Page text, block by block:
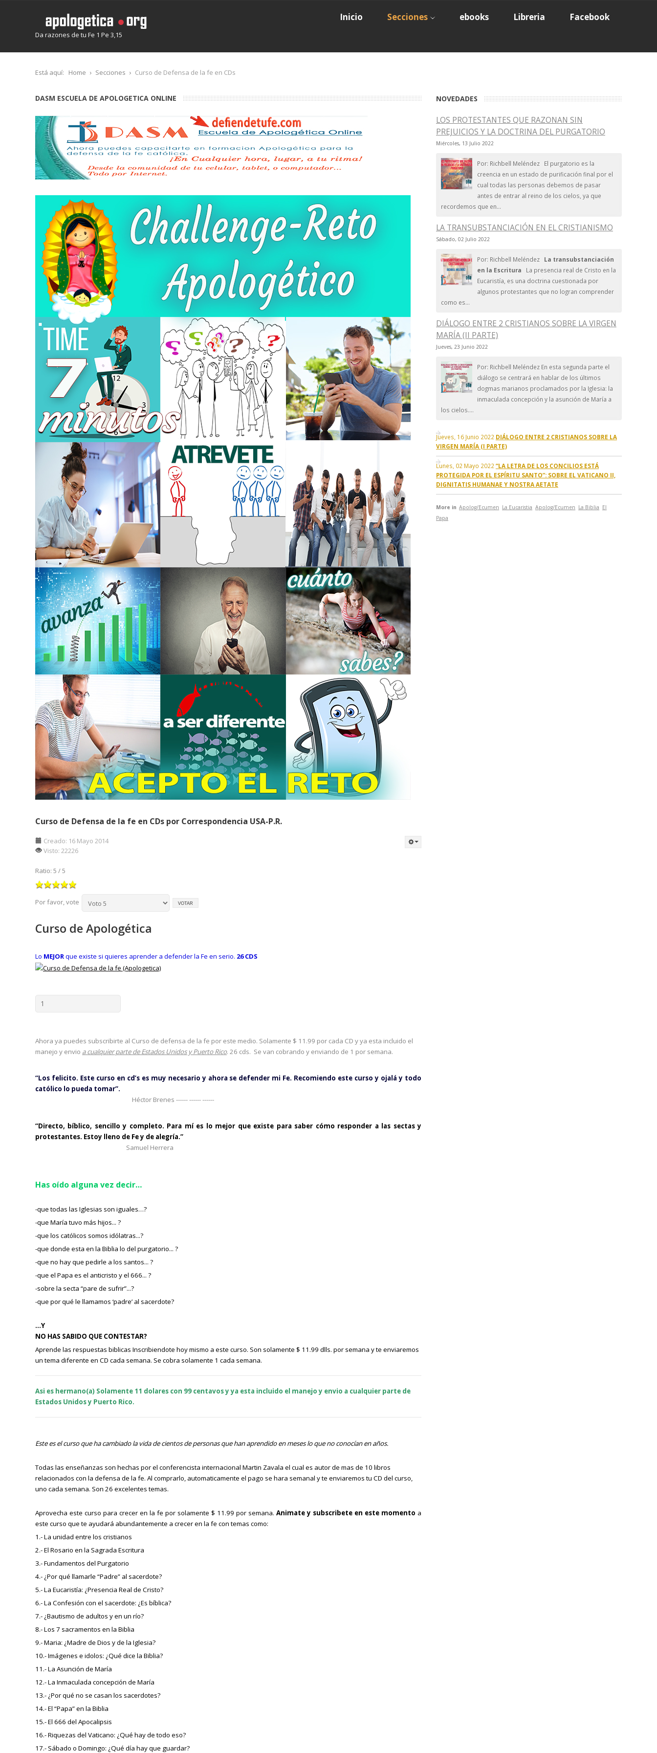
Da razones de tu Fe 1 Pe 3,15
Inicio Secciones ebooks Libreria Facebook
Está aquí: Home Secciones Curso de Defensa de la fe en CDs
DASM ESCUELA DE APOLOGETICA ONLINE
Curso de Defensa de la fe en CDs por Correspondencia USA-P.R.
Creado: 16 Mayo 2014
Visto: 22226
Ratio: 5 /5
Por favor, vote
Curso de Apologética
Lo MEJORque existe si quieres aprender a defender la Fe en serio. 26 CDS
Ahora ya puedes subscribirte al Curso de defensa de la fe por este medio. Solamente $ 11.99 por cada CD y ya esta incluido el
manejo y envio a cualquier parte de Estados Unidos y Puerto Rico. 26 cds. Se van cobrando y enviando de 1 por semana.
“Los felicito. Este curso en cd’s es muy necesario y ahora se defender mi Fe. Recomiendo este curso y ojalá y todo
católico lo pueda tomar”.
Héctor Brenes ------ ------ ------
“Directo, bíblico, sencillo y completo. Para mí es lo mejor que existe para saber cómo responder a las sectas y
protestantes. Estoy lleno de Fe y de alegría.”
Samuel Herrera
Has oído alguna vez decir…
-que todas las Iglesias son iguales…?
-que María tuvo más hijos... ?
-que los católicos somos idólatras...?
-que donde esta en la Biblia lo del purgatorio... ?
-que no hay que pedirle a los santos... ?
-que el Papa es el anticristo y el 666... ?
-sobre la secta “pare de sufrir”...?
-que por qué le llamamos ‘padre’ al sacerdote?
...Y
NO HAS SABIDO QUE CONTESTAR?
Aprende las respuestas biblicas Inscribiendote hoy mismo a este curso. Son solamente $ 11.99 dlls. por semana y te enviaremos
un tema diferente en CD cada semana. Se cobra solamente 1 cada semana.
Asi es hermano(a) Solamente 11 dolares con 99 centavos y ya esta incluido el manejo y envio a cualquier parte de
Estados Unidos y Puerto Rico.
Este es el curso que ha cambiado la vida de cientos de personas que han aprendido en meses lo que no conocían en años.
Todas las enseñanzas son hechas por el conferencista internacional Martin Zavala el cual es autor de mas de 10 libros
relacionados con la defensa de la fe. Al comprarlo, automaticamente el pago se hara semanal y te enviaremos tu CD del curso,
uno cada semana. Son 26 excelentes temas.
Aprovecha este curso para crecer en la fe por solamente $ 11.99 por semana. Animate y subscribete en este momento a
este curso que te ayudará abundantemente a crecer en la fe con temas como:
1.- La unidad entre los cristianos
2.- El Rosario en la Sagrada Escritura
3.- Fundamentos del Purgatorio
4.- ¿Por qué llamarle “Padre” al sacerdote?
5.- La Eucaristía: ¿Presencia Real de Cristo?
6.- La Confesión con el sacerdote: ¿Es bíblica?
7.- ¿Bautismo de adultos y en un río?
8.- Los 7 sacramentos en la Biblia
9.- Maria: ¿Madre de Dios y de la Iglesia?
10.- Imágenes e idolos: ¿Qué dice la Biblia?
11.- La Asunción de María
12.- La Inmaculada concepción de María
13.- ¿Por qué no se casan los sacerdotes?
14.- El “Papa” en la Biblia
15.- El 666 del Apocalipsis
16.- Riquezas del Vaticano: ¿Qué hay de todo eso?
17.- Sábado o Domingo: ¿Qué día hay que guardar?
NOVEDADES
LOS PROTESTANTES QUE RAZONAN SIN
PREJUICIOS Y LA DOCTRINA DEL PURGATORIO
Miércoles, 13 Julio 2022
Por: Richbell Meléndez El purgatorio es la
creencia en un estado de purificación final por el
cual todas las personas debemos de pasar
antes de entrar al reino de los cielos, ya que
recordemos que en...
LA TRANSUBSTANCIACIÓN EN EL CRISTIANISMO
Sábado, 02 Julio 2022
Por: Richbell Meléndez La transubstanciación
en la Escritura La presencia real de Cristo en la
Eucaristía, es una doctrina cuestionada por
algunos protestantes que no logran comprender
como es...
DIÁLOGO ENTRE 2 CRISTIANOS SOBRE LA VIRGEN
MARÍA (II PARTE)
Jueves, 23 Junio 2022
Por: Richbell Meléndez En esta segunda parte el
diálogo se centrará en hablar de los últimos
dogmas marianos proclamados por la Iglesia: la
inmaculada concepción y la asunción de María a
los cielos....
Jueves, 16 Junio 2022 DIÁLOGO ENTRE 2 CRISTIANOS SOBRE LA
VIRGEN MARÍA (I PARTE)
Lunes, 02 Mayo 2022 “LA LETRA DE LOS CONCILIOS ESTÁ
PROTEGIDA POR EL ESPÍRITU SANTO”: SOBRE EL VATICANO II,
DIGNITATIS HUMANAE Y NOSTRA AETATE
More in Apolog/Ecumen La Eucaristia Apolog/Ecumen La Biblia El
Papa